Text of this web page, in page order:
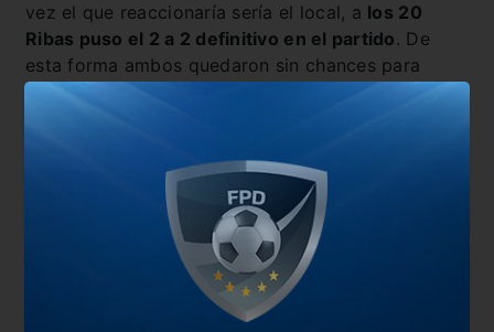
vez el que reaccionaría sería el local, a los 20
Ribas puso el 2 a 2 definitivo en el partido. De
esta forma ambos quedaron sin chances para
meterse en la final de la fase Complementación.
Racing-Central Córdoba: horario, formaciones y Tv
Goleada Academica
Racing convulsionado recibe a Godoy Cruz
Diego Milito hablo de todo: vuelta del fútbol,
Centurión, la Libertadores y la candidatura a